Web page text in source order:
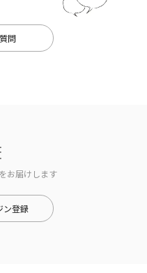
問
お届けします
ン登録